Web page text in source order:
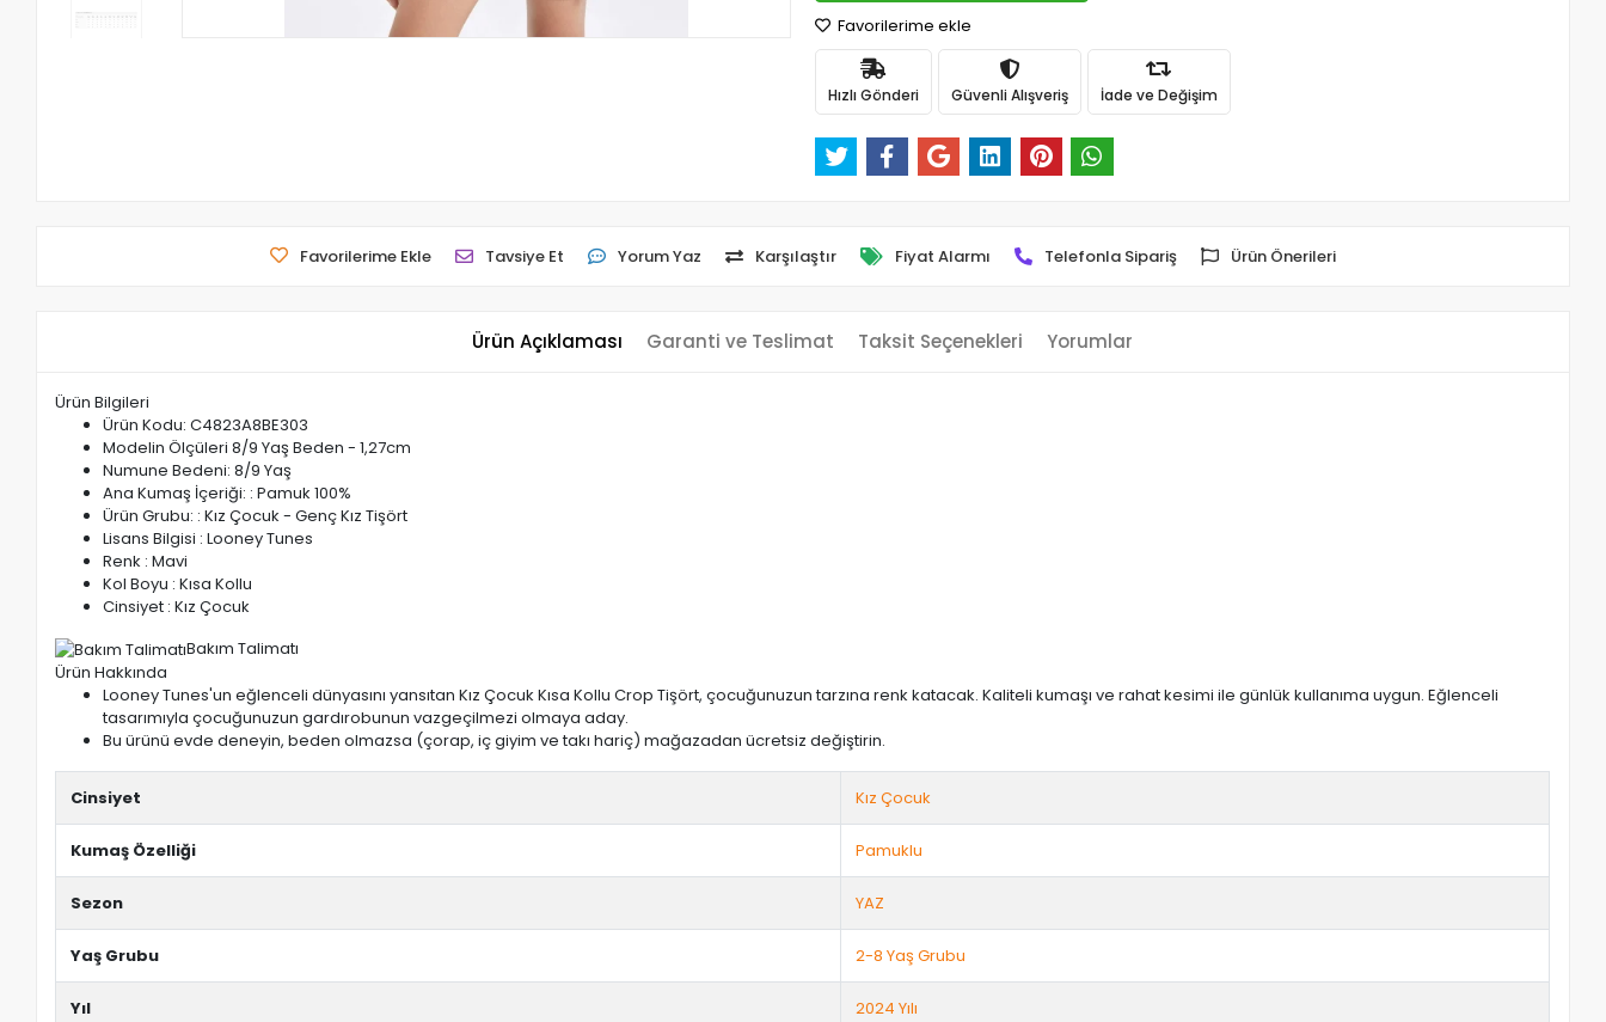
Favorilerime ekle
Hızlı Gönderi Güvenli Alışveriş İade ve Değişim
Favorilerime Ekle Tavsiye Et Yorum Yaz Karşılaştır Fiyat Alarmı Telefonla Sipariş Ürün Önerileri
Ürün Açıklaması Garanti ve Teslimat Taksit Seçenekleri Yorumlar
Ürün Bilgileri
Ürün Kodu: C4823A8BE303
Modelin Ölçüleri 8/9 Yaş Beden - 1,27cm
Numune Bedeni: 8/9 Yaş
Ana Kumaş İçeriği: : Pamuk 100%
Ürün Grubu: : Kız Çocuk - Genç Kız Tişört
Lisans Bilgisi : Looney Tunes
Renk : Mavi
Kol Boyu : Kısa Kollu
Cinsiyet : Kız Çocuk
Bakım Talimatı
Ürün Hakkında
Looney Tunes'un eğlenceli dünyasını yansıtan Kız Çocuk Kısa Kollu Crop Tişört, çocuğunuzun tarzına renk katacak. Kaliteli kumaşı ve rahat kesimi ile günlük kullanıma uygun. Eğlenceli
tasarımıyla çocuğunuzun gardırobunun vazgeçilmezi olmaya aday.
Bu ürünü evde deneyin, beden olmazsa (çorap, iç giyim ve takı hariç) mağazadan ücretsiz değiştirin.
Cinsiyet Kız Çocuk
Kumaş Özelliği Pamuklu
Sezon YAZ
Yaş Grubu 2-8 Yaş Grubu
Yıl 2024 Yılı